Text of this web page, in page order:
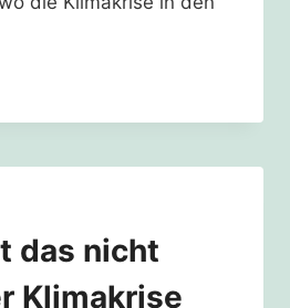
das nicht
Klimakrise